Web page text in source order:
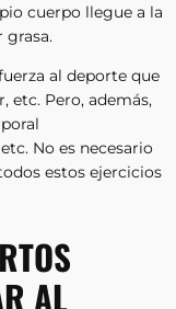
cuerpo llegue a la
grasa.
al deporte que
etc. Pero, además,
No es necesario
estos ejercicios
AL